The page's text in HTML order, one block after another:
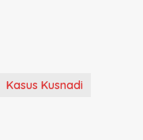
Kasus Kusnadi